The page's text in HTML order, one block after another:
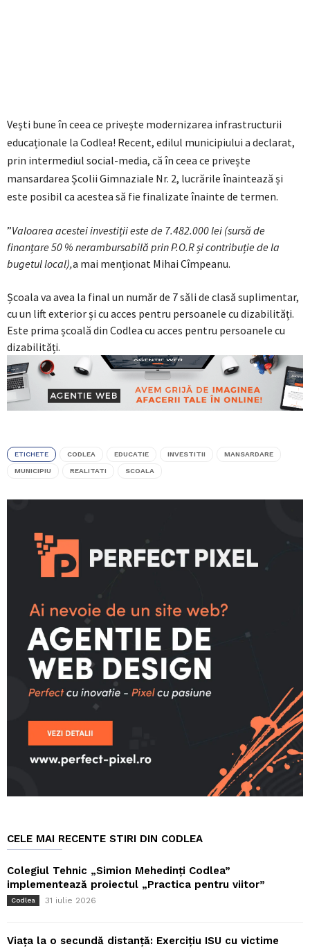
Vești bune în ceea ce privește modernizarea infrastructurii
educaționale la Codlea! Recent, edilul municipiului a declarat,
prin intermediul social-media, că în ceea ce privește
mansardarea Școlii Gimnaziale Nr. 2, lucrările înaintează și
este posibil ca acestea să fie finalizate înainte de termen.
”Valoarea acestei investiții este de 7.482.000 lei (sursă de
finanțare 50 % nerambursabilă prin P.O.R și contribuție de la
bugetul local),a mai menționat Mihai Cîmpeanu.
Școala va avea la final un număr de 7 săli de clasă suplimentar,
cu un lift exterior și cu acces pentru persoanele cu dizabilități.
Este prima școală din Codlea cu acces pentru persoanele cu
dizabilități.
ETICHETE CODLEA EDUCATIE INVESTITII MANSARDARE
MUNICIPIU REALITATI SCOALA
CELE MAI RECENTE STIRI DIN CODLEA
Colegiul Tehnic „Simion Mehedinți Codlea”
implementează proiectul „Practica pentru viitor”
Codlea 31 iulie 2026
Viața la o secundă distanță: Exercițiu ISU cu victime